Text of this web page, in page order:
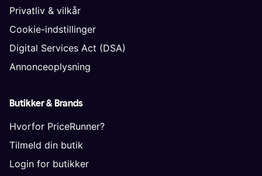
Privatliv & vilkår
Cookie-indstillinger
Digital Services Act (DSA)
Annonceoplysning
Butikker & Brands
Hvorfor PriceRunner?
Tilmeld din butik
Login for butikker